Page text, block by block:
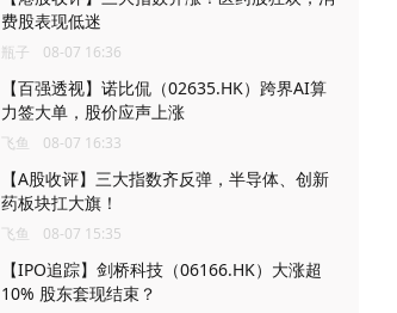
费股表现低迷
瓶子 08-07 16:36
【百强透视】诺比侃（02635.HK）跨界AI算
力签大单，股价应声上涨
飞鱼 08-07 16:33
【A股收评】三大指数齐反弹，半导体、创新
药板块扛大旗！
飞鱼 08-07 15:35
【IPO追踪】剑桥科技（06166.HK）大涨超
10% 股东套现结束？